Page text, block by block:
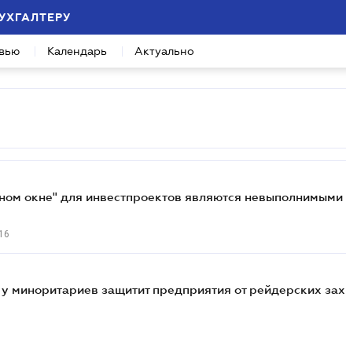
Календарь Актуально
окне" для инвестпроектов являются невыполнимыми
миноритариев защитит предприятия от рейдерских